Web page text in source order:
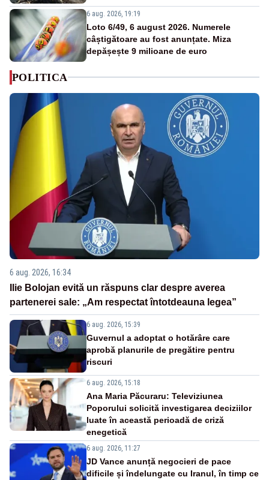
6 aug. 2026, 19:19
Loto 6/49, 6 august 2026. Numerele
câștigătoare au fost anunțate. Miza
depășește 9 milioane de euro
POLITICA
6 aug. 2026, 16:34
Ilie Bolojan evită un răspuns clar despre averea
partenerei sale: „Am respectat întotdeauna legea”
6 aug. 2026, 15:39
Guvernul a adoptat o hotărâre care
aprobă planurile de pregătire pentru
riscuri
6 aug. 2026, 15:18
Ana Maria Păcuraru: Televiziunea
Poporului solicită investigarea deciziilor
luate în această perioadă de criză
enegetică
6 aug. 2026, 11:27
JD Vance anunță negocieri de pace
dificile și îndelungate cu Iranul, în timp ce